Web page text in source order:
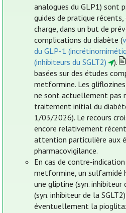
analogues du GLP1) sont
guides de pratique
charge, dans un but de
complications du diabète (
du GLP-1
(inhibiteurs du SGLT2)
).
basées sur des études
metformine. Les
ne sont actuellement pas
traitement initial du
1/03/2026). Le recours
encore relativement
attention particulière aux
pharmacovigilance.
En cas de contre-
metformine, un sulfamidé
une gliptine (syn.
(syn. inhibiteur de la
éventuellement la